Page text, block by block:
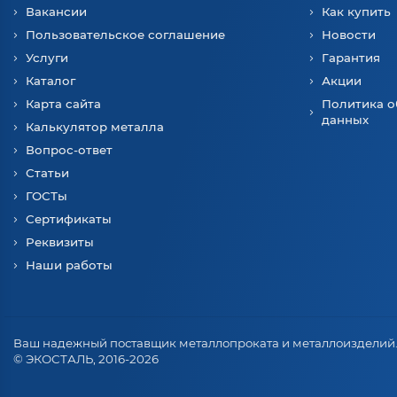
Вакансии
Пользовательское соглашение
Услуги
Каталог
Карта сайта
Калькулятор металла
Вопрос-ответ
Статьи
ГОСТы
Сертификаты
Реквизиты
Наши работы
Как купить
Новости
Гарантия
Акции
Политика
данных
Ваш надежный поставщик металлопроката и металлоизделий.
© ЭКОСТАЛЬ, 2016-2026